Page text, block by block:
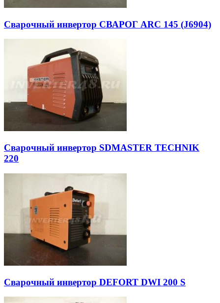
Сварочный инвертор СВАРОГ ARC 145 (J6904)
Сварочный инвертор SDMASTER TECHNIK
220
Сварочный инвертор DEFORT DWI 200 S